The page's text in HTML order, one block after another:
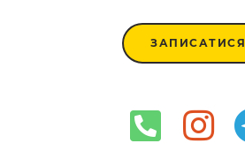
ЗАПИСАТИСЯ